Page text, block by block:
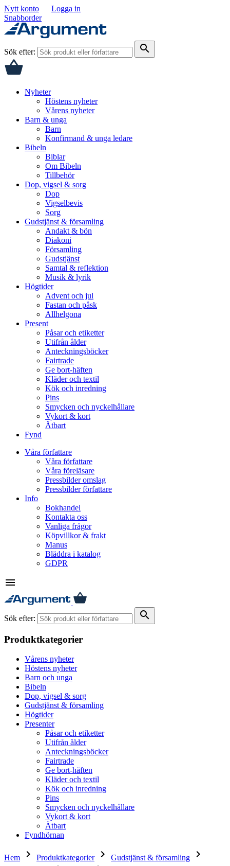
Nytt konto
Logga in
Snabborder
Sök efter: search
Nyheter
Höstens nyheter
Vårens nyheter
Barn & unga
Barn
Konfirmand & unga ledare
Bibeln
Biblar
Om Bibeln
Tillbehör
Dop, vigsel & sorg
Dop
Vigselbevis
Sorg
Gudstjänst & församling
Andakt & bön
Diakoni
Församling
Gudstjänst
Samtal & reflektion
Musik & lyrik
Högtider
Advent och jul
Fastan och påsk
Allhelgona
Present
Påsar och etiketter
Utifrån ålder
Anteckningsböcker
Fairtrade
Ge bort-häften
Kläder och textil
Kök och inredning
Pins
Smycken och nyckelhållare
Vykort & kort
Ätbart
Fynd
Våra författare
Våra författare
Våra föreläsare
Pressbilder omslag
Pressbilder författare
Info
Bokhandel
Kontakta oss
Vanliga frågor
Köpvillkor & frakt
Manus
Bläddra i katalog
GDPR
menu
Sök efter: search
Produktkategorier
Vårens nyheter
Höstens nyheter
Barn och unga
Bibeln
Dop, vigsel & sorg
Gudstjänst & församling
Högtider
Presenter
Påsar och etiketter
Utifrån ålder
Anteckningsböcker
Fairtrade
Ge bort-häften
Kläder och textil
Kök och inredning
Pins
Smycken och nyckelhållare
Vykort & kort
Ätbart
Fyndhörnan
Hem keyboard_arrow_right Produktkategorier keyboard_arrow_right Gudstjänst & församling keyboard_arrow_right